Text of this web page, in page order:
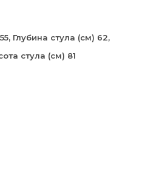
Глубина стула (см) 62,
стула (см) 81